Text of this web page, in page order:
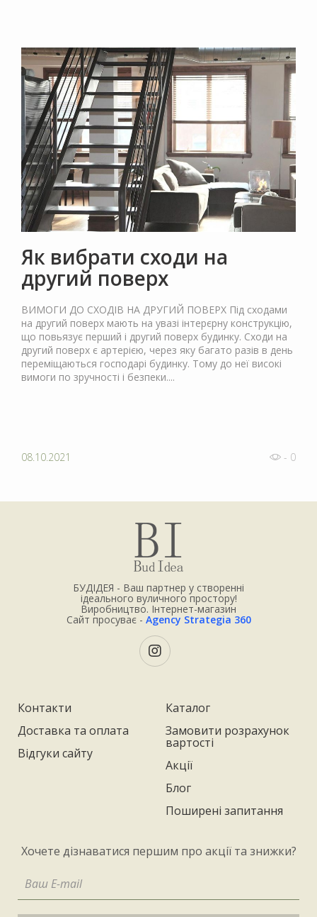
Як вибрати сходи на
другий поверх
ВИМОГИ ДО СХОДІВ НА ДРУГИЙ ПОВЕРХ Під сходами
на другий поверх мають на увазі інтерєрну конструкцію,
що повьязує перший і другий поверх будинку. Сходи на
другий поверх є артерією, через яку багато разів в день
переміщаються господарі будинку. Тому до неї високі
вимоги по зручності і безпеки....
08.10.2021 - 0
БУДІДЕЯ - Ваш партнер у створенні
ідеального вуличного простору!
Виробництво. Інтернет-магазин
Сайт просуває - Agency Strategia 360
Контакти
Доставка та оплата
Відгуки сайту
Каталог
Замовити розрахунок
вартості
Акції
Блог
Поширені запитання
Хочете дізнаватися першим про акції та знижки?